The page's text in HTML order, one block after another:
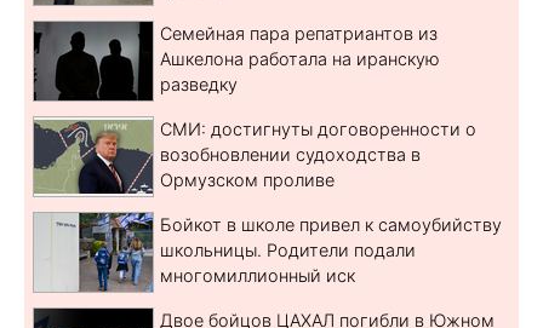
Семейная пара репатриантов из
Ашкелона работала на иранскую
разведку
СМИ: достигнуты договоренности о
возобновлении судоходства в
Ормузском проливе
Бойкот в школе привел к самоубийству
школьницы. Родители подали
многомиллионный иск
Двое бойцов ЦАХАЛ погибли в Южном